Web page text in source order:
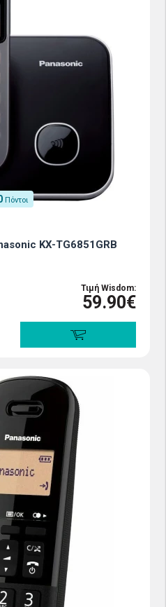
Πόντοι
KX-TG6851GRB
Τιμή Wisdom:
59.90€